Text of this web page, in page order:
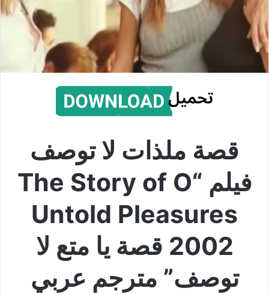
قصة ملذات لا توصف
فيلم “The Story of O
Untold Pleasures
2002 قصة يا متع لا
توصف” مترجم عربي